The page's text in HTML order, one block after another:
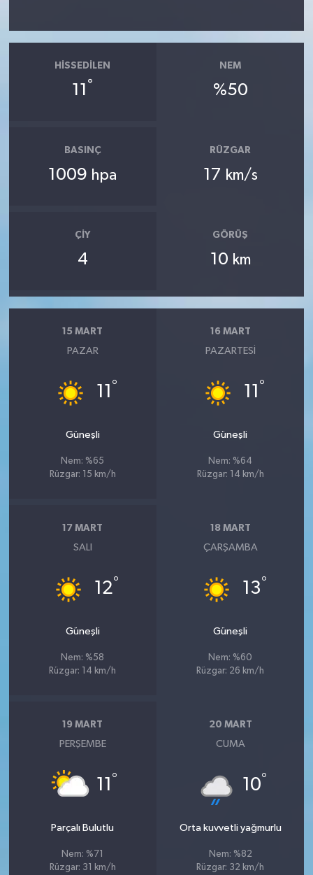
HISSEDILEN
11 °
NEM
%50
BASINÇ
1009 hpa
RÜZGAR
17 km/s
ÇIY
4
GÖRÜŞ
10 km
15 MART
PAZAR
11 °
Güneşli
Nem: %65
Rüzgar: 15 km/h
16 MART
PAZARTESI
11 °
Güneşli
Nem: %64
Rüzgar: 14 km/h
17 MART
SALI
12°
Güneşli
Nem: %58
Rüzgar: 14 km/h
18 MART
ÇARŞAMBA
13°
Güneşli
Nem: %60
Rüzgar: 26 km/h
19 MART
PERŞEMBE
11 °
Parçalı Bulutlu
Nem: %71
Rüzgar: 31 km/h
20 MART
CUMA
10°
Orta kuvvetli yağmurlu
Nem: %82
Rüzgar: 32 km/h